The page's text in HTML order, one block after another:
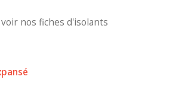
nos fiches d'isolants